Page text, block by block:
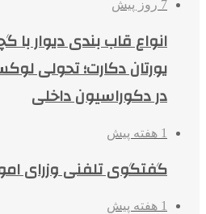
7 روز پیش
انواع قاب بندی دیوار
یورتان دکارت؛ تحولی
در دکوراسیون داخلی
1 هفته پیش
گفتگوی تلفنی وزرای
1 هفته پیش